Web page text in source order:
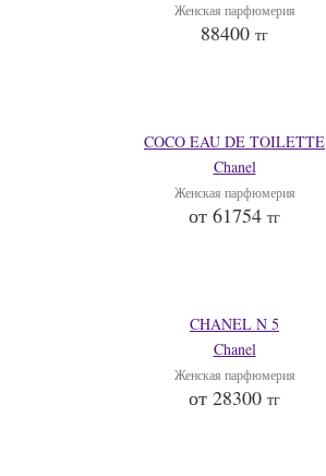
Женская парфюмерия
88400 тг
COCO EAU DE TOILETTE
Chanel
Женская парфюмерия
от 61754 тг
CHANEL N 5
Chanel
Женская парфюмерия
от 28300 тг